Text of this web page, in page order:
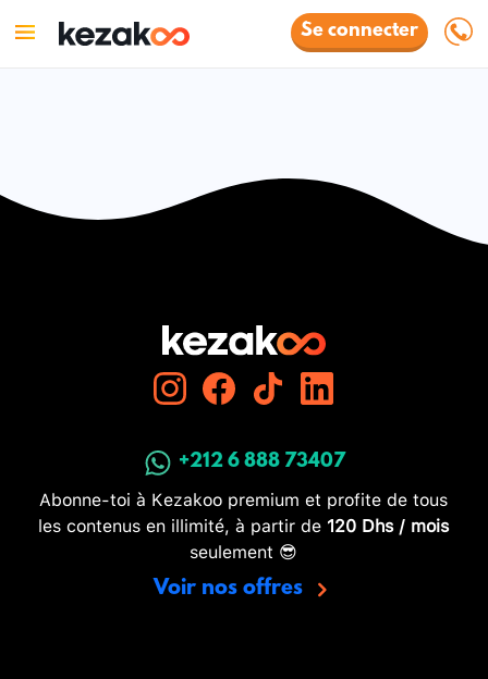
Se connecter
+212 6 888 73407
Abonne-toi à Kezakoo premium et profite de tous
les contenus en illimité, à partir de 120 Dhs / mois
seulement 😎
Voir nos offres